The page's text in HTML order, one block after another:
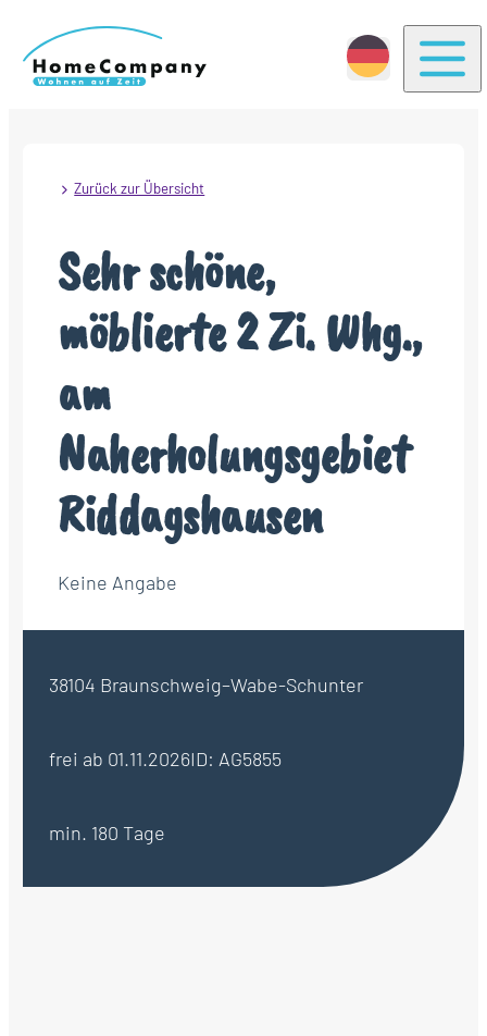
Zurück zur Übersicht
Sehr schöne,
möblierte 2 Zi. Whg.,
am
Naherholungsgebiet
Riddagshausen
Keine Angabe
38104 Braunschweig–Wabe-Schunter
frei ab 01.11.2026ID: AG5855
min. 180 Tage